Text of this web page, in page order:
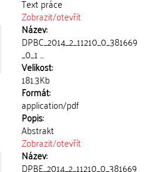
Text práce
Zobrazit/otevřít
Název:
DPBC_2014_2_11210_0_381669
_0_1 ...
Velikost:
181.3Kb
Formát:
application/pdf
Popis:
Abstrakt
Zobrazit/otevřít
Název:
DPBE_2014_2_11210_0_381669